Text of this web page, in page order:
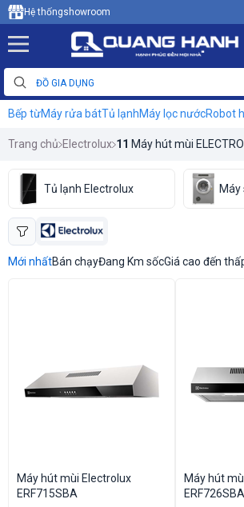
Hệ thốngshowroom
Bếp từMáy rửa bátTủ lạnhMáy lọc nướcRobot
Trang chủ Electrolux 11 Máy hút mùi
Tủ lạnh Electrolux Máy
Mới nhấtBán chạyĐang Km sốcGiá cao đến
Máy hút mùi Electrolux
ERF715SBA
Máy hút
ERF726SBA